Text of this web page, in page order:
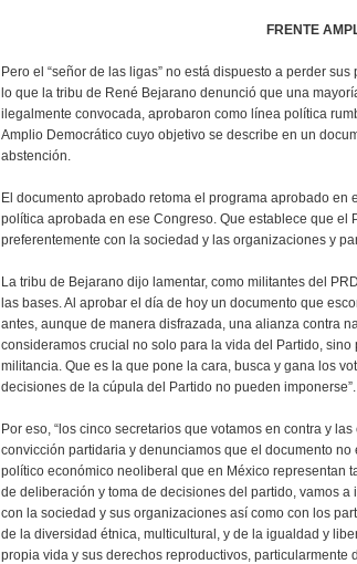
FRENTE
Pero el “señor de las ligas” no está dispuesto a perder
lo que la tribu de René Bejarano denunció que una
ilegalmente convocada, aprobaron como línea política
Amplio Democrático cuyo objetivo se describe en un
abstención.
El documento aprobado retoma el programa aprobado
política aprobada en ese Congreso. Que establece que el
preferentemente con la sociedad y las organizaciones y
La tribu de Bejarano dijo lamentar, como militantes del
las bases. Al aprobar el día de hoy un documento que
antes, aunque de manera disfrazada, una alianza contra
consideramos crucial no solo para la vida del Partido,
militancia. Que es la que pone la cara, busca y gana los
decisiones de la cúpula del Partido no pueden imponerse”.
Por eso, “los cinco secretarios que votamos en contra y
convicción partidaria y denunciamos que el documento
político económico neoliberal que en México representan
de deliberación y toma de decisiones del partido, vamos
con la sociedad y sus organizaciones así como con los
de la diversidad étnica, multicultural, y de la igualdad y
propia vida y sus derechos reproductivos, particularmente